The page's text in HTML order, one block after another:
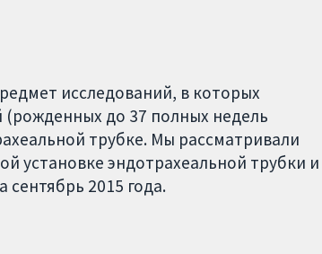
исследований, в которых
(рожденных до 37 полных недель
трубке. Мы рассматривали
установке эндотрахеальной трубки и
2015 года.